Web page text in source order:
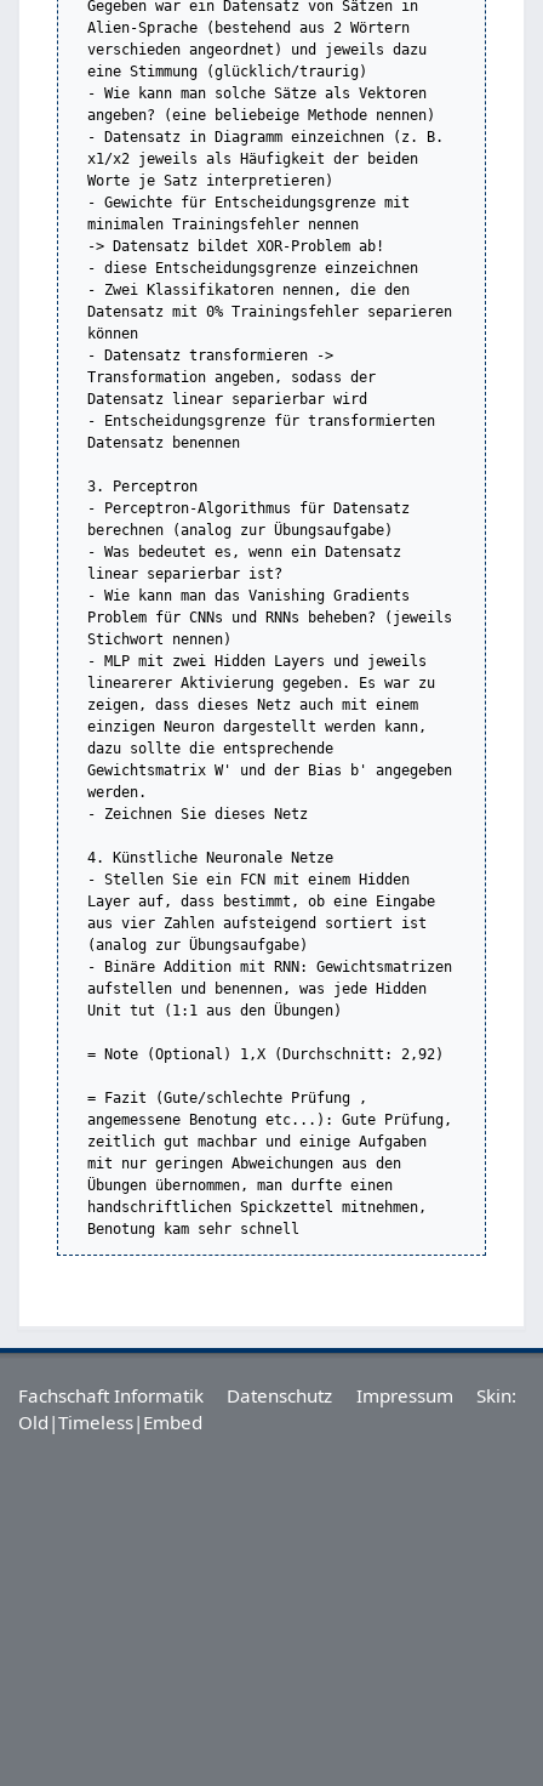
Gegeben war ein Datensatz von Sätzen in
Alien-Sprache (bestehend aus 2 Wörtern
verschieden angeordnet) und jeweils dazu
eine Stimmung (glücklich/traurig)
- Wie kann man solche Sätze als Vektoren
angeben? (eine beliebeige Methode nennen)
- Datensatz in Diagramm einzeichnen (z. B.
x1/x2 jeweils als Häufigkeit der beiden
Worte je Satz interpretieren)
- Gewichte für Entscheidungsgrenze mit
minimalen Trainingsfehler nennen
-> Datensatz bildet XOR-Problem ab!
- diese Entscheidungsgrenze einzeichnen
- Zwei Klassifikatoren nennen, die den
Datensatz mit 0% Trainingsfehler separieren
können
- Datensatz transformieren ->
Transformation angeben, sodass der
Datensatz linear separierbar wird
- Entscheidungsgrenze für transformierten
Datensatz benennen
3. Perceptron
- Perceptron-Algorithmus für Datensatz
berechnen (analog zur Übungsaufgabe)
- Was bedeutet es, wenn ein Datensatz
linear separierbar ist?
- Wie kann man das Vanishing Gradients
Problem für CNNs und RNNs beheben? (jeweils
Stichwort nennen)
- MLP mit zwei Hidden Layers und jeweils
linearerer Aktivierung gegeben. Es war zu
zeigen, dass dieses Netz auch mit einem
einzigen Neuron dargestellt werden kann,
dazu sollte die entsprechende
Gewichtsmatrix W' und der Bias b' angegeben
werden.
- Zeichnen Sie dieses Netz
4. Künstliche Neuronale Netze
- Stellen Sie ein FCN mit einem Hidden
Layer auf, dass bestimmt, ob eine Eingabe
aus vier Zahlen aufsteigend sortiert ist
(analog zur Übungsaufgabe)
- Binäre Addition mit RNN: Gewichtsmatrizen
aufstellen und benennen, was jede Hidden
Unit tut (1:1 aus den Übungen)
= Note (Optional) 1,X (Durchschnitt: 2,92)
= Fazit (Gute/schlechte Prüfung ,
angemessene Benotung etc...): Gute Prüfung,
zeitlich gut machbar und einige Aufgaben
mit nur geringen Abweichungen aus den
Übungen übernommen, man durfte einen
handschriftlichen Spickzettel mitnehmen,
Benotung kam sehr schnell
Fachschaft Informatik Datenschutz Impressum
Skin:
Old |Timeless| Embed